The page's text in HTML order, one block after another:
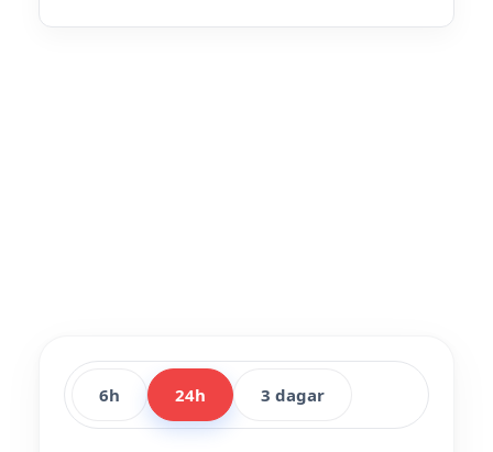
6h 24h 3 dagar